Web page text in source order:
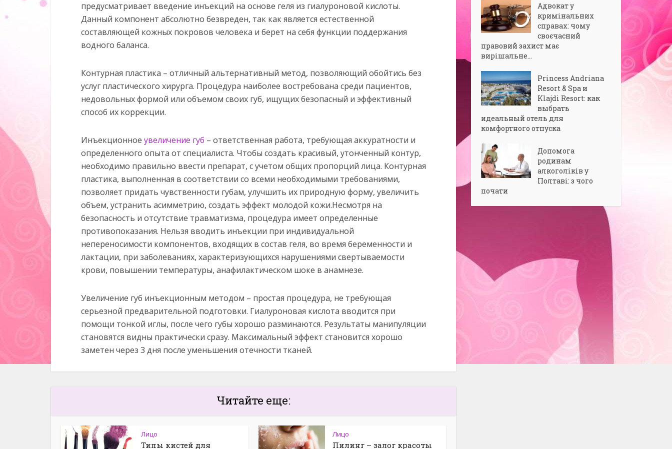
предусматривает введение инъекций на основе геля из гиалуроновой кислоты.
Данный компонент абсолютно безвреден, так как является естественной
составляющей кожных покровов человека и берет на себя функции поддержания
водного баланса.
Контурная пластика – отличный альтернативный метод, позволяющий обойтись без
услуг пластического хирурга. Процедура наиболее востребована среди пациентов,
недовольных формой или объемом своих губ, ищущих безопасный и эффективный
способ их коррекции.
Инъекционное увеличение губ – ответственная работа, требующая аккуратности и
определенного опыта от специалиста. Чтобы создать красивый, утонченный контур,
необходимо правильно ввести препарат, с учетом общих пропорций лица. Контурная
пластика, выполненная в соответствии со всеми необходимыми требованиями,
позволяет придать чувственности губам, улучшить их природную форму, увеличить
объем, устранить асимметрию, создать эффект молодой кожи.Несмотря на
безопасность и отсутствие травматизма, процедура имеет определенные
противопоказания. Нельзя вводить инъекции при индивидуальной
непереносимости компонентов, входящих в состав геля, во время беременности и
лактации, при заболеваниях, характеризующихся нарушениями свертываемости
крови, повышении температуры, анафилактическом шоке в анамнезе.
Увеличение губ инъекционным методом – простая процедура, не требующая
серьезной предварительной подготовки. Гиалуроновая кислота вводится при
помощи тонкой иглы, после чего губы хорошо разминаются. Результаты манипуляции
становятся видны практически сразу. Максимальный эффект становится хорошо
заметен через 3 дня после уменьшения отечности тканей.
Читайте еще:
Лицо
Типы кистей для
Лицо
Пилинг – залог красоты
Адвокат у
кримінальних
справах: чому
своєчасний
правовий захист має
вирішальне...
Princess Andriana
Resort & Spa и
Klajdi Resort: как
выбрать
идеальный отель для
комфортного отпуска
Допомога
родинам
алкоголіків у
Полтаві: з чого
почати